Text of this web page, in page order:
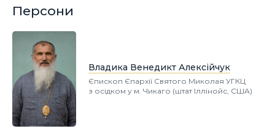
Персони
Владика Венедикт Алексійчук
Єпископ Єпархії Святого Миколая УГКЦ
з осідком у м. Чикаго (штат Іллінойс, США)